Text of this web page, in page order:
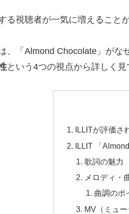
る視聴者が一気に増えること
、「Almond Chocolate」がな
という4つの視点から詳しく見
ILLITが評価さ
ILLIT 「
歌詞の魅力
メロディ・
曲調のポ
MV（ミュ